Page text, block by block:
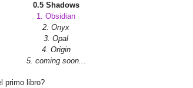
0.5 Shadows
1. Obsidian
2. Onyx
3. Opal
4. Origin
5. coming soon...
primo libro?